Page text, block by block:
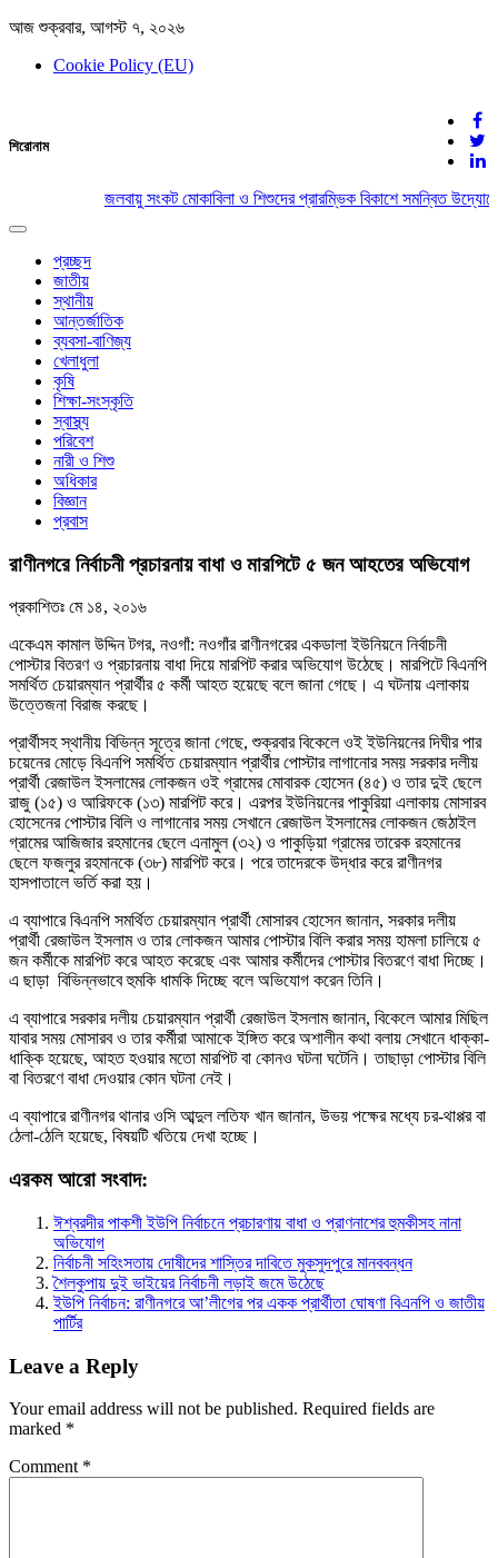
আজ শুক্রবার, আগস্ট ৭, ২০২৬
Cookie Policy (EU)
দেশের খবর
যুক্ত থাকুন দেশের সঙ্গে
শিরোনাম
জলবায়ু সংকট মোকাবিলা ও শিশুদের প্রারম্ভিক বিকাশে সমন্বিত
Toggle
navigation
প্রচ্ছদ
জাতীয়
স্থানীয়
আন্তর্জাতিক
ব্যবসা-বাণিজ্য
খেলাধুলা
কৃষি
শিক্ষা-সংস্কৃতি
স্বাস্থ্য
পরিবেশ
নারী ও শিশু
অধিকার
বিজ্ঞান
প্রবাস
রাণীনগরে নির্বাচনী প্রচারনায় বাধা ও মারপিটে ৫ জন আহতের অভিযোগ
প্রকাশিতঃ মে ১৪, ২০১৬
একেএম কামাল উদ্দিন টগর, নওগাঁ: নওগাঁর রাণীনগরের একডালা ইউনিয়নে নির্বাচনী
পোস্টার বিতরণ ও প্রচারনায় বাধা দিয়ে মারপিট করার অভিযোগ উঠেছে। মারপিটে বিএনপি
সমর্থিত চেয়ারম্যান প্রার্থীর ৫ কর্মী আহত হয়েছে বলে জানা গেছে। এ ঘটনায় এলাকায়
উত্তেজনা বিরাজ করছে।
প্রার্থীসহ স্থানীয় বিভিন্ন সূত্রে জানা গেছে, শুক্রবার বিকেলে ওই ইউনিয়নের দিঘীর পার
চয়েনের মোড়ে বিএনপি সমর্থিত চেয়ারম্যান প্রার্থীর পোস্টার লাগানোর সময় সরকার দলীয়
প্রার্থী রেজাউল ইসলামের লোকজন ওই গ্রামের মোবারক হোসেন (৪৫) ও তার দুই ছেলে
রাজু (১৫) ও আরিফকে (১৩) মারপিট করে। এরপর ইউনিয়নের পাকুরিয়া এলাকায় মোসারব
হোসেনের পোস্টার বিলি ও লাগানোর সময় সেখানে রেজাউল ইসলামের লোকজন জেঠাইল
গ্রামের আজিজার রহমানের ছেলে এনামুল (৩২) ও পাকুড়িয়া গ্রামের তারেক রহমানের
ছেলে ফজলুর রহমানকে (৩৮) মারপিট করে। পরে তাদেরকে উদ্ধার করে রাণীনগর
হাসপাতালে ভর্তি করা হয়।
এ ব্যাপারে বিএনপি সমর্থিত চেয়ারম্যান প্রার্থী মোসারব হোসেন জানান, সরকার দলীয়
প্রার্থী রেজাউল ইসলাম ও তার লোকজন আমার পোস্টার বিলি করার সময় হামলা চালিয়ে ৫
জন কর্মীকে মারপিট করে আহত করেছে এবং আমার কর্মীদের পোস্টার বিতরণে বাধা দিচ্ছে।
এ ছাড়া বিভিন্নভাবে হুমকি ধামকি দিচ্ছে বলে অভিযোগ করেন তিনি।
এ ব্যাপারে সরকার দলীয় চেয়ারম্যান প্রার্থী রেজাউল ইসলাম জানান, বিকেলে আমার মিছিল
যাবার সময় মোসারব ও তার কর্মীরা আমাকে ইঙ্গিত করে অশালীন কথা বলায় সেখানে ধাক্কা-
ধাক্কি হয়েছে, আহত হওয়ার মতো মারপিট বা কোনও ঘটনা ঘটেনি। তাছাড়া পোস্টার বিলি
বা বিতরণে বাধা দেওয়ার কোন ঘটনা নেই।
এ ব্যাপারে রাণীনগর থানার ওসি আব্দুল লতিফ খান জানান, উভয় পক্ষের মধ্যে চর-থাপ্পর বা
ঠেলা-ঠেলি হয়েছে, বিষয়টি খতিয়ে দেখা হচ্ছে।
এরকম আরো সংবাদ:
ঈশ্বরদীর পাকশী ইউপি নির্বাচনে প্রচারণায় বাধা ও প্রাণনাশের হুমকীসহ নানা
অভিযোগ
নির্বাচনী সহিংসতায় দোষীদের শাস্তির দাবিতে মুকসুদপুরে মানববন্ধন
শৈলকুপায় দুই ভাইয়ের নির্বাচনী লড়াই জমে উঠেছে
ইউপি নির্বাচন: রাণীনগরে আ’লীগের পর একক প্রার্থীতা ঘোষণা বিএনপি ও জাতীয়
পার্টির
Leave a Reply
Your email address will not be published. Required fields are
marked *
Comment *